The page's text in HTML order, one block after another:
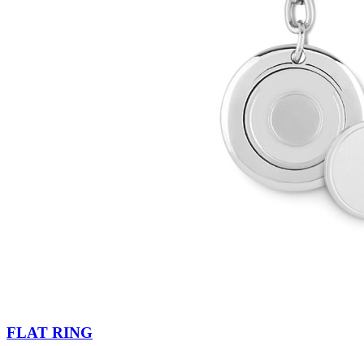
FLAT RING